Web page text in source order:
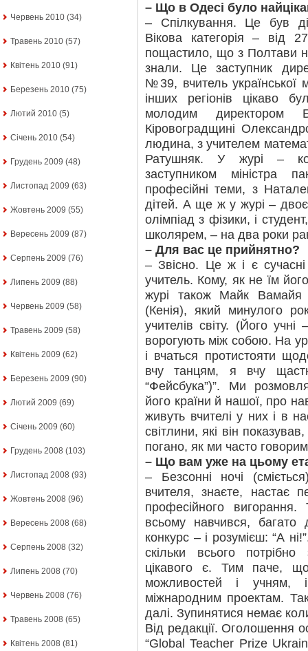
Червень 2010 (34)
Травень 2010 (57)
Квітень 2010 (91)
Березень 2010 (75)
Лютий 2010 (5)
Січень 2010 (54)
Грудень 2009 (48)
Листопад 2009 (63)
Жовтень 2009 (55)
Вересень 2009 (87)
Серпень 2009 (76)
Липень 2009 (88)
Червень 2009 (58)
Травень 2009 (58)
Квітень 2009 (62)
Березень 2009 (90)
Лютий 2009 (69)
Січень 2009 (60)
Грудень 2008 (103)
Листопад 2008 (93)
Жовтень 2008 (96)
Вересень 2008 (68)
Серпень 2008 (32)
Липень 2008 (70)
Червень 2008 (76)
Травень 2008 (65)
Квітень 2008 (81)
– Що в Одесі було
– Спілкування. Це був
Вікова категорія – від
пощастило, що з Полтави
знали. Це заступник
№39, вчитель української
інших регіонів цікаво
молодим директором
Кіровоградщині
людина, з учителем
Ратушняк. У журі –
заступником міністра
професійні теми, з
дітей. А ще ж у журі –
олімпіад з фізики, і
школярем, – на два роки
– Для вас це прийнятно?
– Звісно. Це ж і є сучасні
учитель. Кому, як не їм
журі також Майк Вамайя
(Кенія), який минулого
учителів світу. (Його
ворогують між собою. На
і вчаться протистояти
вчу танцям, я вчу
“Фейсбука”)”. Ми
його країни й нашої, про
живуть вчителі у них і в
світлини, які він
погано, як ми часто
– Що вам уже на цьому
– Безсонні ночі
вчителя, знаєте, настає
професійного
всьому навчився,
конкурс – і розумієш: “А
скільки всього
цікавого є. Тим паче,
можливостей і учням,
міжнародним проектам.
далі. Зупинятися немає
Від редакції. Оголошення
“Global Teacher Prize